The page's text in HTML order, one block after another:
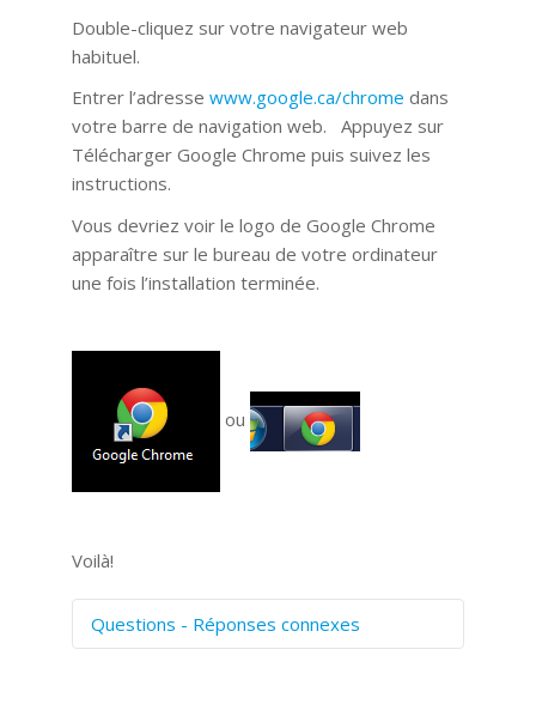
Double-cliquez sur votre navigateur web
habituel.
Entrer l’adresse www.google.ca/chrome dans
votre barre de navigation web. Appuyez sur
Télécharger Google Chrome puis suivez les
instructions.
Vous devriez voir le logo de Google Chrome
apparaître sur le bureau de votre ordinateur
une fois l’installation terminée.
ou
Voilà!
Questions - Réponses connexes